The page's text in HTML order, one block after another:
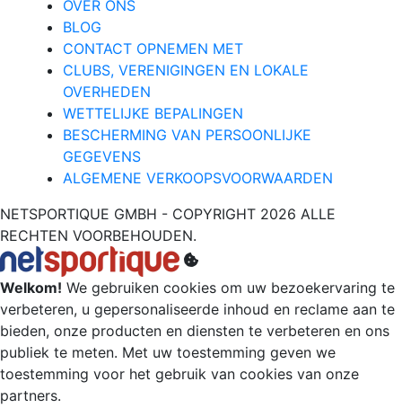
OVER ONS
BLOG
CONTACT OPNEMEN MET
CLUBS, VERENIGINGEN EN LOKALE
OVERHEDEN
WETTELIJKE BEPALINGEN
BESCHERMING VAN PERSOONLIJKE
GEGEVENS
ALGEMENE VERKOOPSVOORWAARDEN
NETSPORTIQUE GMBH - COPYRIGHT 2026 ALLE
RECHTEN VOORBEHOUDEN.
Welkom! We gebruiken cookies om uw bezoekervaring te
verbeteren, u gepersonaliseerde inhoud en reclame aan te
bieden, onze producten en diensten te verbeteren en ons
publiek te meten. Met uw toestemming geven we
toestemming voor het gebruik van cookies van onze
partners.